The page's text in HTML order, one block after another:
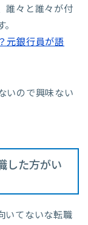
誰々と誰々が付
元銀行員が語
いので興味ない
した方がい
いてないな転職